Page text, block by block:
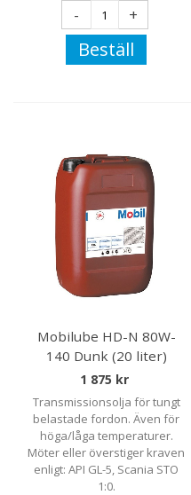
- +
Beställ
Mobilube HD-N 80W-
140 Dunk (20 liter)
1 875 kr
Transmissionsolja för tungt
belastade fordon. Även för
höga/låga temperaturer.
Möter eller överstiger kraven
enligt: API GL-5, Scania STO
1:0.